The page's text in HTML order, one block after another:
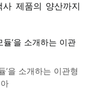
제품의 양산까지
을 소개하는 이관형